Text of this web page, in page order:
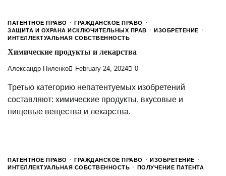
ПАТЕНТНОЕ ПРАВО
ГРАЖДАНСКОЕ ПРАВО
ЗАЩИТА И ОХРАНА ИСКЛЮЧИТЕЛЬНЫХ ПРАВ
ИЗОБРЕТЕНИЕ
ИНТЕЛЛЕКТУАЛЬНАЯ СОБСТВЕННОСТЬ
Химические продукты и лекарства
Александр Пиленко February 24, 2024 0
Третью категорию непатентуемых изобретений
составляют: химические продукты, вкусовые и
пищевые вещества и лекарства.
ПАТЕНТНОЕ ПРАВО ГРАЖДАНСКОЕ ПРАВО
ИЗОБРЕТЕНИЕ
ИНТЕЛЛЕКТУАЛЬНАЯ СОБСТВЕННОСТЬ
ПОЛУЧЕНИЕ ПАТЕНТА